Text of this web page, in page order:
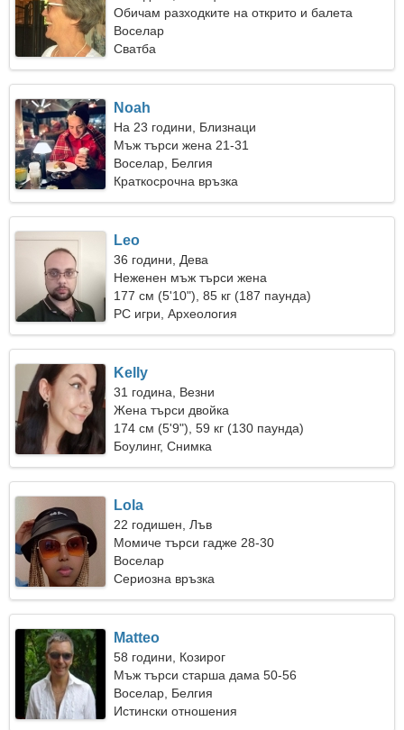
Обичам разходките на открито и балета
Воселар
Сватба
Noah
На 23 години, Близнаци
Мъж търси жена 21-31
Воселар, Белгия
Краткосрочна връзка
Leo
36 години, Дева
Неженен мъж търси жена
177 см (5'10"), 85 кг (187 паунда)
PC игри, Археология
Kelly
31 година, Везни
Жена търси двойка
174 см (5'9"), 59 кг (130 паунда)
Боулинг, Снимка
Lola
22 годишен, Лъв
Момиче търси гадже 28-30
Воселар
Сериозна връзка
Matteo
58 години, Козирог
Мъж търси старша дама 50-56
Воселар, Белгия
Истински отношения